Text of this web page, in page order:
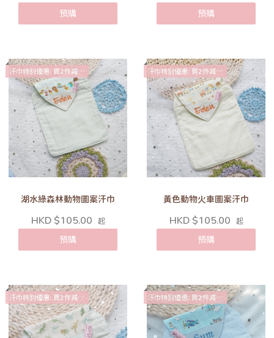
預購 預購
汗巾特別優惠: 買2件減$10
湖水綠森林動物圖案汗巾
HKD $105.00 起
預購
汗巾特別優惠: 買2件減$10
黃色動物火車圖案汗巾
HKD $105.00 起
預購
汗巾特別優惠: 買2件減$10 汗巾特別優惠: 買2件減$10